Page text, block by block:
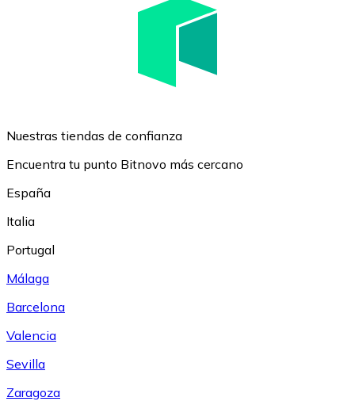
Nuestras tiendas de confianza
Encuentra tu punto Bitnovo más cercano
España
Italia
Portugal
Málaga
Barcelona
Valencia
Sevilla
Zaragoza